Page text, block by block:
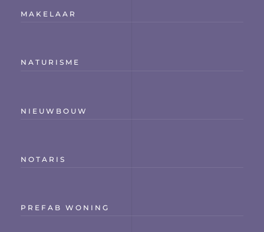
MAKELAAR
NATURISME
NIEUWBOUW
NOTARIS
PREFAB WONING